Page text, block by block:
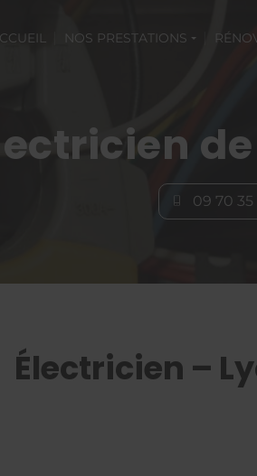
09 70 35
NOS PRESTATIONS
Électricien –